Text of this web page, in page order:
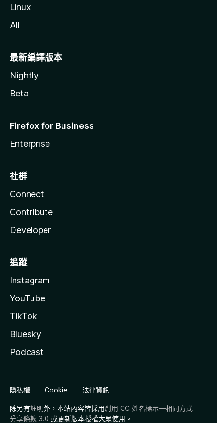
Linux
All
最新編譯版本
Nightly
Beta
Firefox for Business
Enterprise
社群
Connect
Contribute
Developer
追蹤
Instagram
YouTube
TikTok
Bluesky
Podcast
隱私權 Cookie 法律資訊
除另有註明外，本站內容皆採用創用 CC 姓名標示—相同方式
分享條款 3.0 或更新版本授權大眾使用。